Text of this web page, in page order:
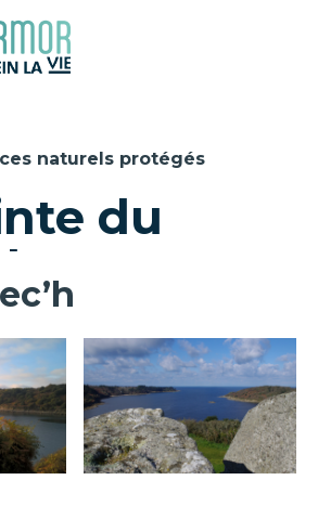
des cookies
naturels protégés
du